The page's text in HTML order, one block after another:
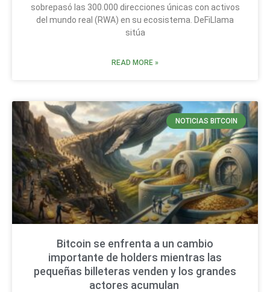
sobrepasó las 300.000 direcciones únicas con activos
del mundo real (RWA) en su ecosistema. DeFiLlama
sitúa
READ MORE »
NOTICIAS BITCOIN
Bitcoin se enfrenta a un cambio
importante de holders mientras las
pequeñas billeteras venden y los grandes
actores acumulan